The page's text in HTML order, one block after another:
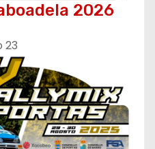
2026
23